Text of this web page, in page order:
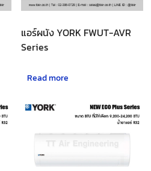
แอร์ผนัง YORK FWUT-AVR
Series
Read more